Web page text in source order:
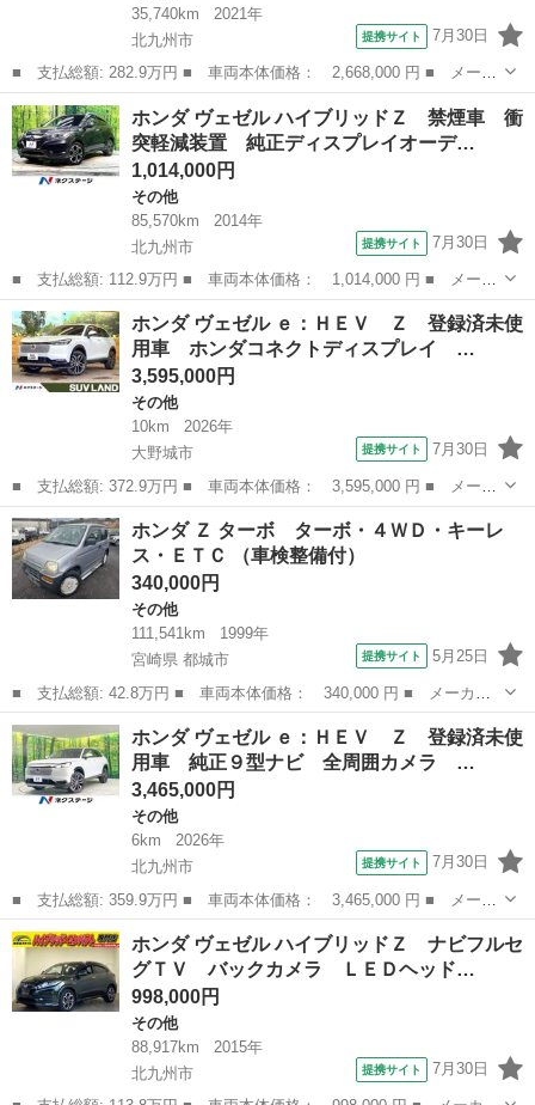
35,740km
2021年
北九州市
提携サイト 7月30日
■ 支払総額: 282.9万円 ■ 車両本体価格： 2,668,000 円 ■ メーカ
ー名： ホンダ ■ 車種名： ヴェゼル ■ グレード名： ｅ：ＨＥ
Ｖ Ｚ 禁煙車 純正９インチナビ 衝突軽減システム アダプティ
ブクルー...
福岡 北九州市 その他
ホンダ ヴェゼル ハイブリッドＺ 禁煙車 衝
突軽減装置 純正ディスプレイオーデ…
1,014,000円
その他
85,570km
2014年
北九州市
提携サイト 7月30日
■ 支払総額: 112.9万円 ■ 車両本体価格： 1,014,000 円 ■ メーカ
ー名： ホンダ ■ 車種名： ヴェゼル ■ グレード名： ハイブリ
ッドＺ 禁煙車 衝突軽減装置 純正ディスプレイオーディオ バッ
クカメラ...
福岡 北九州市 その他
ホンダ ヴェゼル ｅ：ＨＥＶ Ｚ 登録済未使
用車 ホンダコネクトディスプレイ …
3,595,000円
その他
10km
2026年
大野城市
提携サイト 7月30日
■ 支払総額: 372.9万円 ■ 車両本体価格： 3,595,000 円 ■ メーカ
ー名： ホンダ ■ 車種名： ヴェゼル ■ グレード名： ｅ：ＨＥ
Ｖ Ｚ 登録済未使用車 ホンダコネクトディスプレイ 全周囲カメ
ラ ホン...
福岡 大野城市 その他
ホンダ Ｚ ターボ ターボ・４ＷＤ・キーレ
ス・ＥＴＣ （車検整備付）
340,000円
その他
111,541km
1999年
宮崎県 都城市
提携サイト 5月25日
■ 支払総額: 42.8万円 ■ 車両本体価格： 340,000 円 ■ メーカー
名： ホンダ ■ 車種名： Ｚ ■ グレード名： ターボ ターボ・
４ＷＤ・キーレス・ＥＴＣ ■ 排気量： 660cc ■ ドア枚数： 3D
...
宮崎 都城市 その他
ホンダ ヴェゼル ｅ：ＨＥＶ Ｚ 登録済未使
用車 純正９型ナビ 全周囲カメラ …
3,465,000円
その他
6km
2026年
北九州市
提携サイト 7月30日
■ 支払総額: 359.9万円 ■ 車両本体価格： 3,465,000 円 ■ メーカ
ー名： ホンダ ■ 車種名： ヴェゼル ■ グレード名： ｅ：ＨＥ
Ｖ Ｚ 登録済未使用車 純正９型ナビ 全周囲カメラ 衝突被害軽
減システ...
福岡 北九州市 その他
ホンダ ヴェゼル ハイブリッドＺ ナビフルセ
グＴＶ バックカメラ ＬＥＤヘッド…
998,000円
その他
88,917km
2015年
北九州市
提携サイト 7月30日